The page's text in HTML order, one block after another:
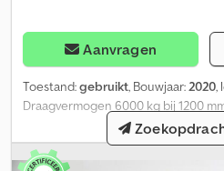
Aanvragen
Toestand:gebruikt, Bouwjaar:2020,
Draagvermogen 6000 kg bij 1200
vorkdoorsnede 120 x 60 mm,
2260 mm, openingsbereik: 280 -
voorbouwmaat: 174 mm, eigen